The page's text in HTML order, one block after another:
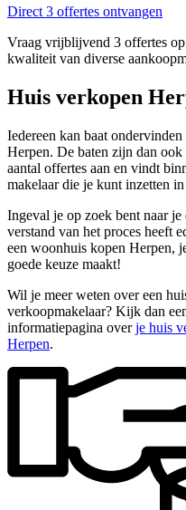
Direct 3 offertes ontvangen
Vraag vrijblijvend 3 offertes
kwaliteit van diverse
Huis verkopen
Iedereen kan baat
Herpen. De baten zijn dan
aantal offertes aan en vindt
makelaar die je kunt inzetten
Ingeval je op zoek bent naar
verstand van het proces heeft
een woonhuis kopen Herpen,
goede keuze maakt!
Wil je meer weten over een
verkoopmakelaar? Kijk dan
informatiepagina overje huis
Herpen.